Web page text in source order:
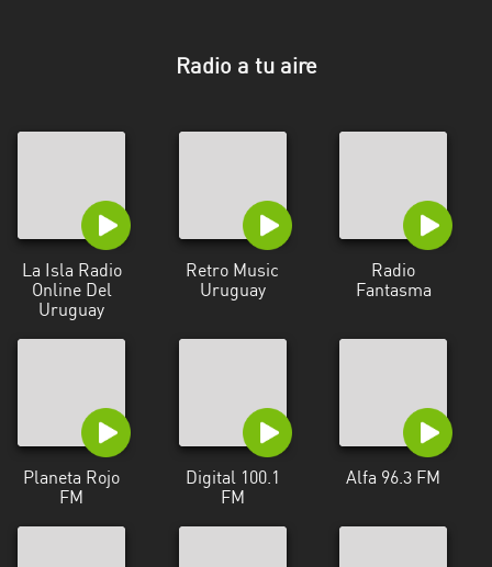
José
Soriano
Tacuarembó
Radio a tu aire
La Isla Radio
Online Del
Uruguay
Retro Music
Uruguay
Radio
Fantasma
Planeta Rojo
FM
Digital 100.1
FM
Alfa 96.3 FM